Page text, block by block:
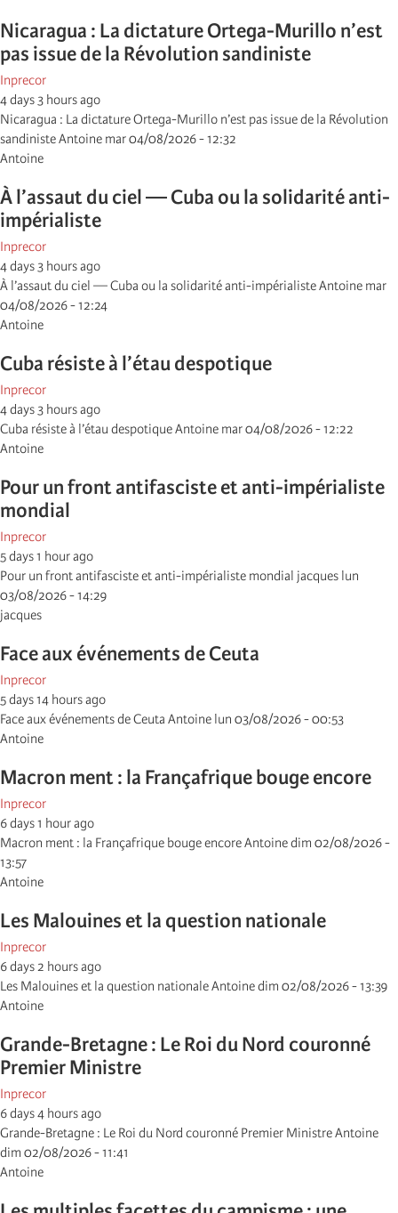
Nicaragua : La dictature Ortega-Murillo n’est
pas issue de la Révolution sandiniste
Inprecor
4 days 3 hours ago
Nicaragua : La dictature Ortega-Murillo n’est pas issue de la Révolution
sandiniste Antoine mar 04/08/2026 - 12:32
Antoine
À l’assaut du ciel — Cuba ou la solidarité anti-
impérialiste
Inprecor
4 days 3 hours ago
À l’assaut du ciel — Cuba ou la solidarité anti-impérialiste Antoine mar
04/08/2026 - 12:24
Antoine
Cuba résiste à l’étau despotique
Inprecor
4 days 3 hours ago
Cuba résiste à l’étau despotique Antoine mar 04/08/2026 - 12:22
Antoine
Pour un front antifasciste et anti-impérialiste
mondial
Inprecor
5 days 1 hour ago
Pour un front antifasciste et anti-impérialiste mondial jacques lun
03/08/2026 - 14:29
jacques
Face aux événements de Ceuta
Inprecor
5 days 14 hours ago
Face aux événements de Ceuta Antoine lun 03/08/2026 - 00:53
Antoine
Macron ment : la Françafrique bouge encore
Inprecor
6 days 1 hour ago
Macron ment : la Françafrique bouge encore Antoine dim 02/08/2026 -
13:57
Antoine
Les Malouines et la question nationale
Inprecor
6 days 2 hours ago
Les Malouines et la question nationale Antoine dim 02/08/2026 - 13:39
Antoine
Grande-Bretagne : Le Roi du Nord couronné
Premier Ministre
Inprecor
6 days 4 hours ago
Grande-Bretagne : Le Roi du Nord couronné Premier Ministre Antoine
dim 02/08/2026 - 11:41
Antoine